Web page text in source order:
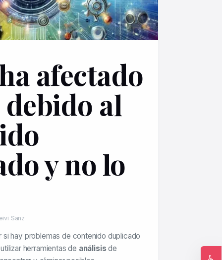
afectado
al
y no lo
Sanz
hay problemas de contenido duplicado
herramientas de análisisde